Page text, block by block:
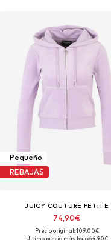
Pequeño
REBAJAS
JUICY COUTURE PETITE
74,90€
Precio original: 109,00€
Último precio más bajo:64,90€